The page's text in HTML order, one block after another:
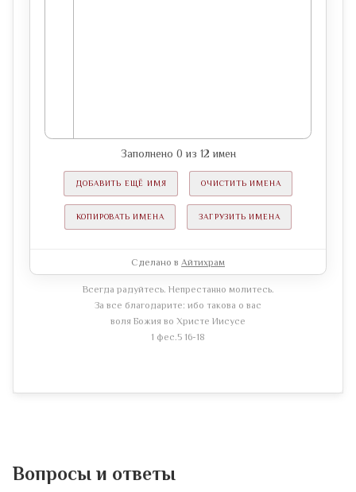
Заполнено 0 из 12 имен
ДОБАВИТЬ ЕЩЁ ИМЯ ОЧИСТИТЬ ИМЕНА
КОПИРОВАТЬ ИМЕНА ЗАГРУЗИТЬ ИМЕНА
Сделано в Айтихрам
Всегда радуйтесь. Непрестанно молитесь.
За все благодарите: ибо такова о вас
воля Божия во Христе Иисусе
1 фес.5 16-18
Вопросы и ответы